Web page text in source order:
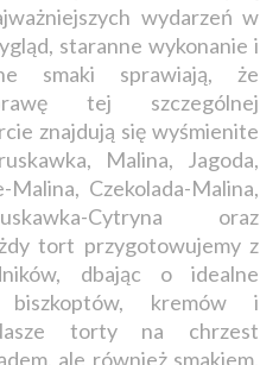
wydarzeń w
staranne wykonanie i
smaki sprawiają, że
tej szczególnej
znajdują się wyśmienite
Malina, Jagoda,
Czekolada-Malina,
Cytryna oraz
tort przygotowujemy z
dbając o idealne
biszkoptów, kremów i
torty na chrzest
ale również smakiem,